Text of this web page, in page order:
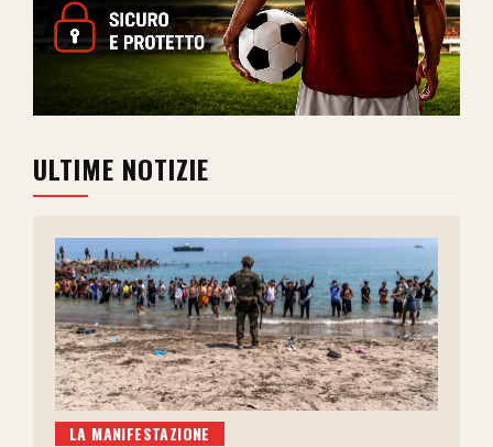
ULTIME NOTIZIE
LA MANIFESTAZIONE